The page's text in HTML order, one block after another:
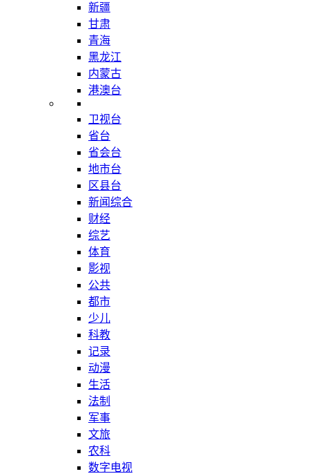
新疆
甘肃
青海
黑龙江
内蒙古
港澳台
卫视台
省台
省会台
地市台
区县台
新闻综合
财经
综艺
体育
影视
公共
都市
少儿
科教
记录
动漫
生活
法制
军事
文旅
农科
数字电视